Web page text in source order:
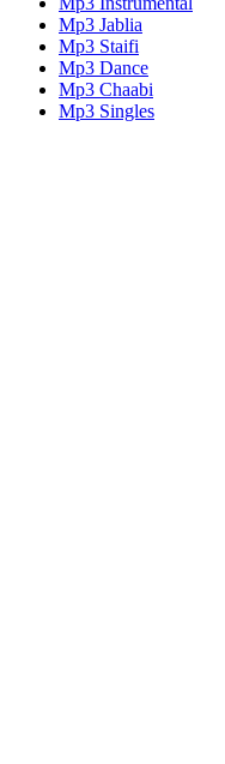
Mp3 Jablia
Mp3 Staifi
Mp3 Dance
Mp3 Chaabi
Mp3 Singles